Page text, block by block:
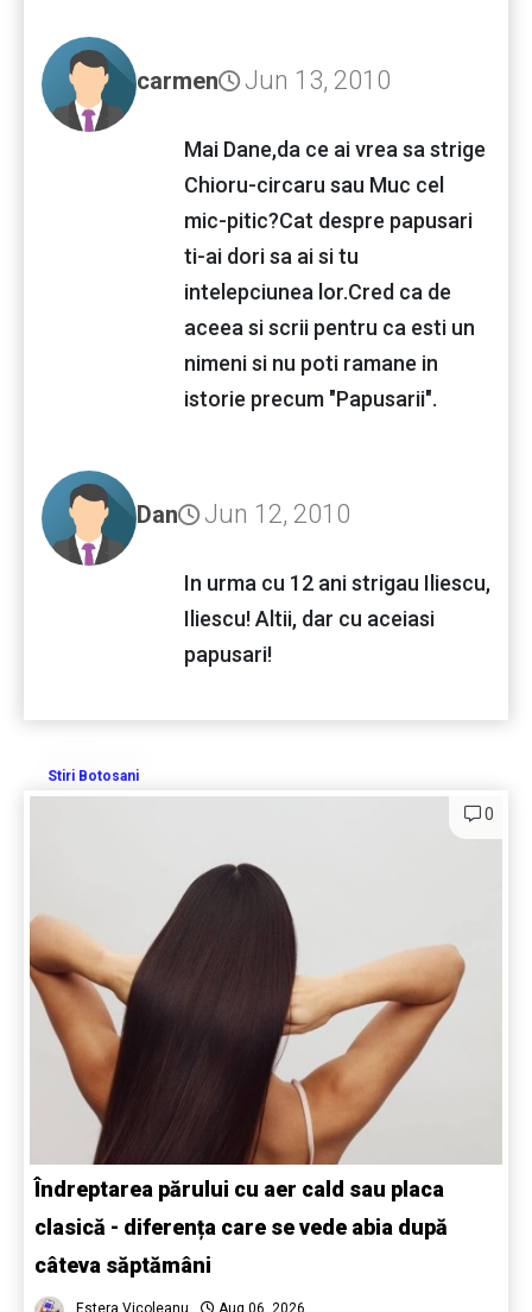
carmen Jun 13, 2010
Mai Dane,da ce ai vrea sa strige
Chioru-circaru sau Muc cel
mic-pitic?Cat despre papusari
ti-ai dori sa ai si tu
intelepciunea lor.Cred ca de
aceea si scrii pentru ca esti un
nimeni si nu poti ramane in
istorie precum "Papusarii".
Dan Jun 12, 2010
In urma cu 12 ani strigau Iliescu,
Iliescu! Altii, dar cu aceiasi
papusari!
Stiri Botosani
0
Îndreptarea părului cu aer cald sau placa
clasică - diferența care se vede abia după
câteva săptămâni
Estera Vicoleanu Aug 06, 2026